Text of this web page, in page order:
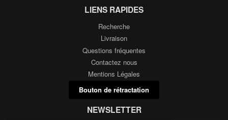
LIENS RAPIDES
Recherche
Livraison
Questions fréquentes
Contactez nous
Mentions Légales
Bouton de rétractation
NEWSLETTER